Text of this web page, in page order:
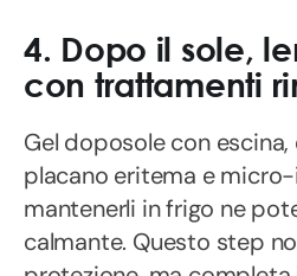
4. Dopo il sole,
con trattamenti
Gel doposole con
placano eritema e
mantenerli in frigo ne
calmante. Questo step